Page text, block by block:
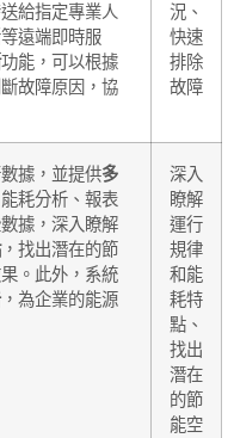
給指定專業人
遠端即時服
功能，可以根據
故障原因，協
況、
快速
排除
故障
據，並提供多
耗分析、報表
據，深入瞭解
，找出潛在的節
。此外，系統
，為企業的能源
深入
瞭解
運行
規律
和能
耗特
點、
找出
潛在
的節
能空